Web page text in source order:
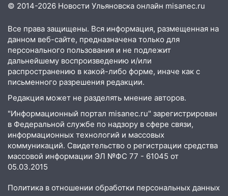
© 2014-2026 Новости Ульяновска онлайн misanec.ru
Все права защищены. Вся информация, размещенная на
данном веб-сайте, предназначена только для
персонального пользования и не подлежит
дальнейшему воспроизведению и/или
распространению в какой-либо форме, иначе как с
письменного разрешения редакции.
Редакция может не разделять мнение авторов.
"Информационный портал misanec.ru" зарегистрирован
в Федеральной службе по надзору в сфере связи,
информационных технологий и массовых
коммуникаций. Свидетельство о регистрации средства
массовой информации ЭЛ №ФС 77 - 61045 от
05.03.2015
Политика в отношении обработки персональных данных